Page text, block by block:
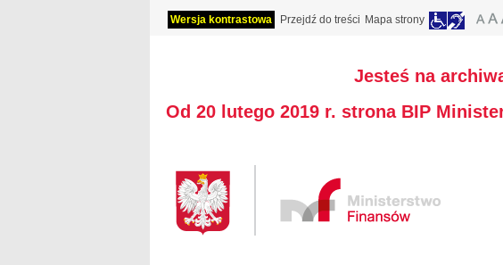
Wersja kontrastowa Przejdź do treści Mapa strony
Jesteś na
Od 20 lutego 2019 r. strona BIP